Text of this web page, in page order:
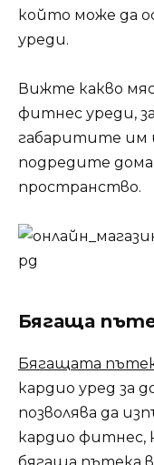
който може да
уреди.
Вижте какво
фитнес уреди,
габаритите им
подредите
пространство.
Бягаща
Бягащата
кардио уред за
позволява да
кардио фитнес,